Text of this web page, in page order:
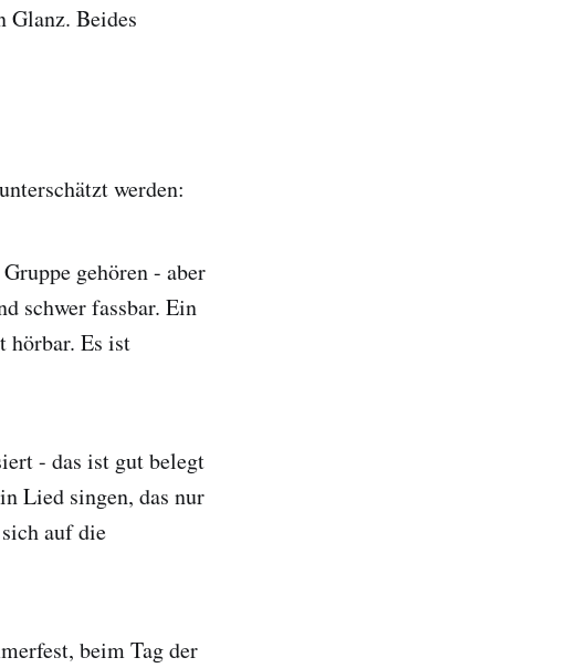
Glanz. Beides
werden:
gehören - aber
schwer fassbar. Ein
hörbar. Es ist
- das ist gut belegt
Lied singen, das nur
auf die
beim Tag der